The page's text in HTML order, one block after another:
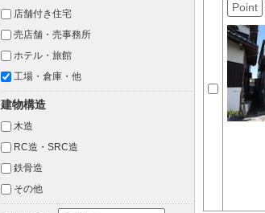
Point
店舗付き住宅
売店舗・売事務所
ホテル・旅館
工場・倉庫・他
建物構造
木造
RC造・SRC造
鉄骨造
その他